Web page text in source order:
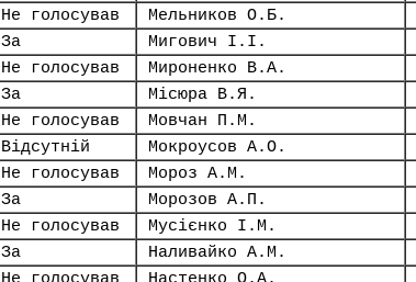
Не голосував Мельников О.Б.
За Мигович І.І.
Не голосував Мироненко В.А.
За Місюра В.Я.
Не голосував Мовчан П.М.
Відсутній Мокроусов А.О.
Не голосував Мороз А.М.
За Морозов А.П.
Не голосував Мусієнко І.М.
За Наливайко А.М.